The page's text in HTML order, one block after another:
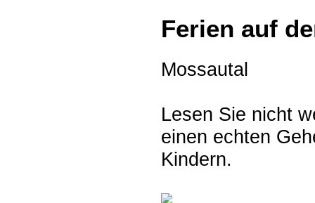
Ferien auf
Mossautal
Lesen Sie nicht
einen echten
Kindern.